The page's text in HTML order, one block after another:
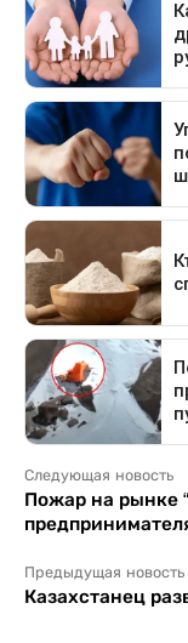
Следующая новость
Пожар на рынке
Предыдущая новость
Казахстанец